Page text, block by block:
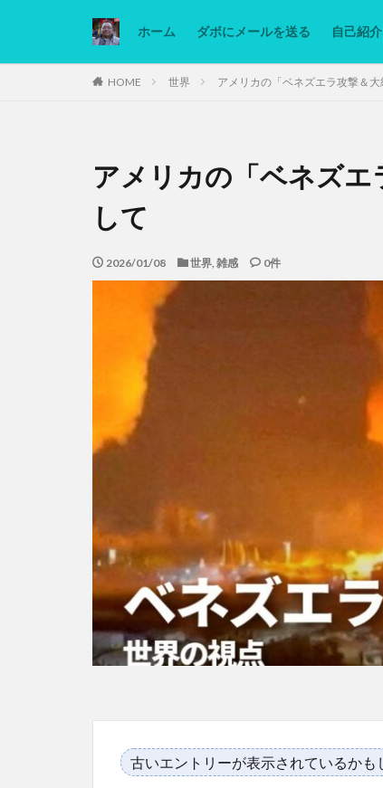
ホーム ダボにメールを送る 自己紹介
HOME 世界 アメリカの「ベネズエラ攻撃＆
アメリカの「ベネズエ
して
2026/01/08 世界, 雑感 0件
古いエントリーが表示されているかも
カテゴリー
Ninjatrader